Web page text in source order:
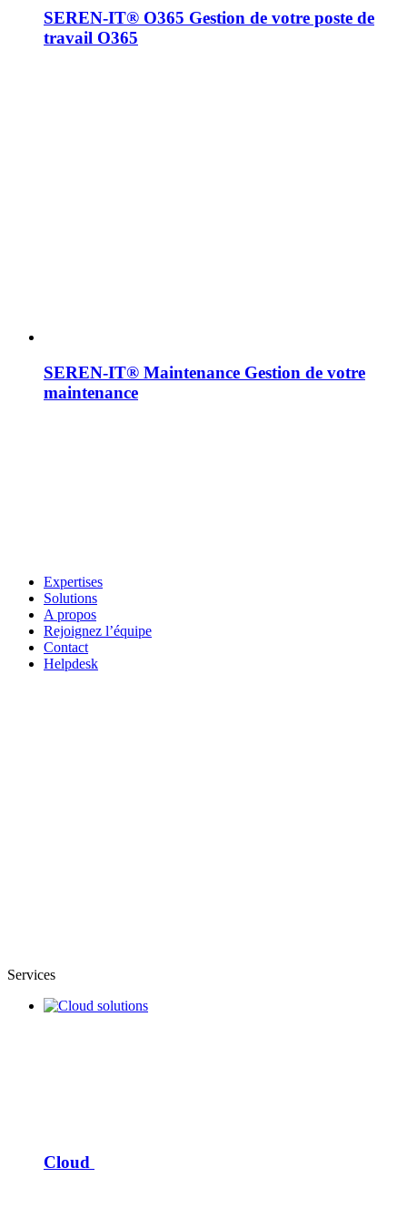
SEREN-IT® O365 Gestion de votre poste de
travail O365
SEREN-IT® Maintenance Gestion de votre
maintenance
Expertises
Solutions
A propos
Rejoignez l’équipe
Contact
Helpdesk
Services
Cloud